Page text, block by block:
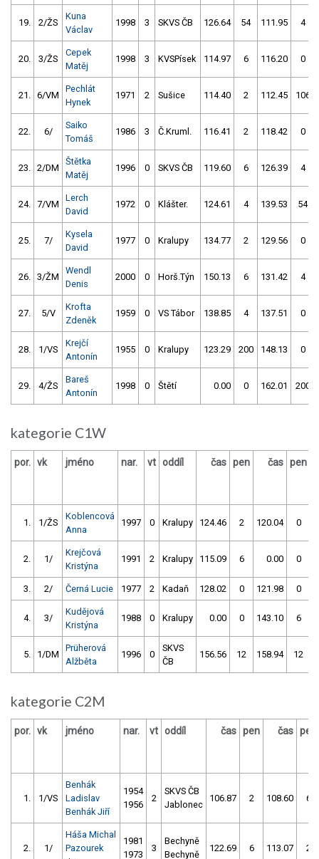
19. 2/ŽS
Kuna
Václav
1998 3 SKVS ČB 126.64 54 111.95 4
20. 3/ŽS
Cepek
Matěj
1998 3 KVSPísek 114.97 6 116.20 0
21. 6/VM
Pechlát
Hynek
1971 2 Sušice 114.40 2 112.45 106
22. 6/
Saiko
Tomáš
1986 3 Č.Kruml. 116.41 2 118.42 0
23. 2/DM
Štětka
Matěj
1996 0 SKVS ČB 119.60 6 126.39 4
24. 7/VM
Lerch
David
1972 0 Klášter. 124.61 4 139.53 54
25. 7/
Kysela
David
1977 0 Kralupy 134.77 2 129.56 0
26. 3/ŽM
Wendl
Denis
2000 0 Horš.Týn 150.13 6 131.42 4
27. 5/V
Krofta
Zdeněk
1959 0 VS Tábor 138.85 4 137.51 0
28. 1/VS
Krejčí
Antonín
1955 0 Kralupy 123.29 200 148.13 0
29. 4/ŽS
Bareš
Antonín
1998 0 Štětí 0.00 0 162.01 200
kategorie C1W
por. vk jméno nar. vt oddíl čas pen čas pen
1. 1/ŽS
Koblencová
Anna
1997 0 Kralupy 124.46 2 120.04 0
2. 1/
Krejčová
Kristýna
1991 2 Kralupy 115.09 6 0.00 0
3. 2/ Černá Lucie 1977 2 Kadaň 128.02 0 121.98 0
4. 3/
Kudějová
Kristýna
1988 0 Kralupy 0.00 0 143.10 6
5. 1/DM
Prüherová
Alžběta
1996 0
SKVS
ČB
156.56 12 158.94 12
kategorie C2M
por. vk jméno nar. vt oddíl čas pen čas pen
1. 1/VS
Benhák
Ladislav
Benhák Jiří
1954
1956
2
SKVS ČB
Jablonec
106.87 2 108.60 6
2. 1/
Háša Michal
Pazourek
1981
1973
3
Bechyně
Bechyně
122.69 6 113.07 2